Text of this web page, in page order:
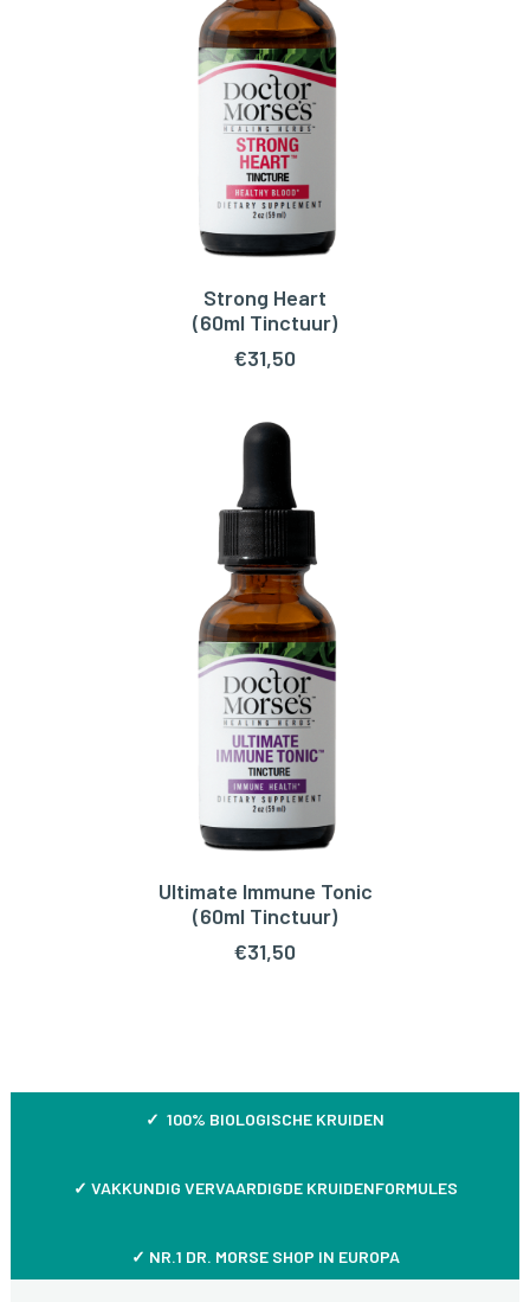
TOEVOEGEN AAN WINKELWAGEN
Strong Heart
(60ml Tinctuur)
€31,50
TOEVOEGEN AAN WINKELWAGEN
Ultimate Immune Tonic
(60ml Tinctuur)
€31,50
✓ 100% BIOLOGISCHE KRUIDEN
✓ VAKKUNDIG VERVAARDIGDE KRUIDENFORMULES
✓ NR.1 DR. MORSE SHOP IN EUROPA